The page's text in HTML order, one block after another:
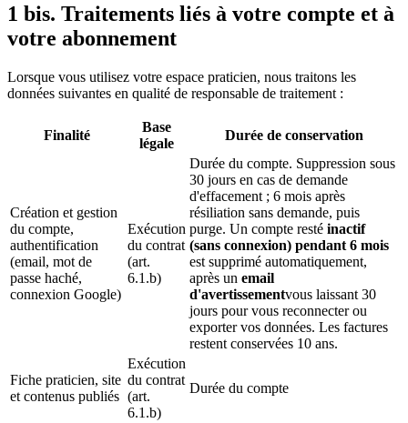
1 bis. Traitements liés à votre compte et à
votre abonnement
Lorsque vous utilisez votre espace praticien, nous traitons les
données suivantes en qualité de responsable de traitement :
Finalité
Base
légale
Durée de conservation
Création et gestion
du compte,
authentification
(email, mot de
passe haché,
connexion Google)
Exécution
du contrat
(art.
6.1.b)
Durée du compte. Suppression sous
30 jours en cas de demande
d'effacement ; 6 mois après
résiliation sans demande, puis
purge. Un compte resté inactif
(sans connexion) pendant 6 mois
est supprimé automatiquement,
après un email
d'avertissementvous laissant 30
jours pour vous reconnecter ou
exporter vos données. Les factures
restent conservées 10 ans.
Fiche praticien, site
et contenus publiés
Exécution
du contrat
(art.
6.1.b)
Durée du compte